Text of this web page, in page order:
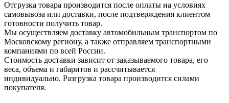
Отгрузка товара производится после оплаты на условиях
самовывоза или доставки, после подтверждения клиентом
готовности получить товар.
Мы осуществляем доставку автомобильным транспортом по
Московскому региону, а также отправляем транспортными
компаниями по всей России.
Стоимость доставки зависит от заказываемого товара, его
веса, объема и габаритов и рассчитывается
индивидуально. Разгрузка товара производится силами
покупателя.